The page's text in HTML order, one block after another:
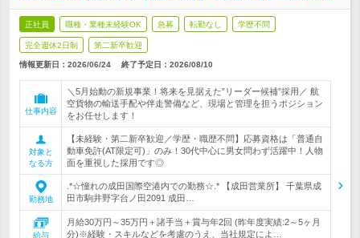
正社員 職種・業種未経験OK 急募 転勤なし 学歴不問
完全週休2日制 第二新卒歓迎
情報更新日：2026/06/24 終了予定日： 2026/08/10
仕事内容
＼5月始動の新規事業！将来を見据えた”リーダー候補”採用／ 航
空貨物の輸送手配や伴走警備など、現場と管理を担うポジション
をお任せします！
対象と
なる方
【未経験・第二新卒歓迎／学歴・職歴不問】応募資格は「普通自
動車免許(AT限定可)」のみ！30代中心に男女問わず活躍中！人物
面を重視した採用です◎
勤務地
.*☆憧れの成田国際空港内での勤務☆.* 【成田営業所】 千葉県成
田市駒井野字台ノ田2091 成田…
給与
月給30万円～35万円＋諸手当＋賞与年2回 (昨年度実績:2～5ヶ月
分)※経験・スキルなどを考慮のうえ、当社規定によ…